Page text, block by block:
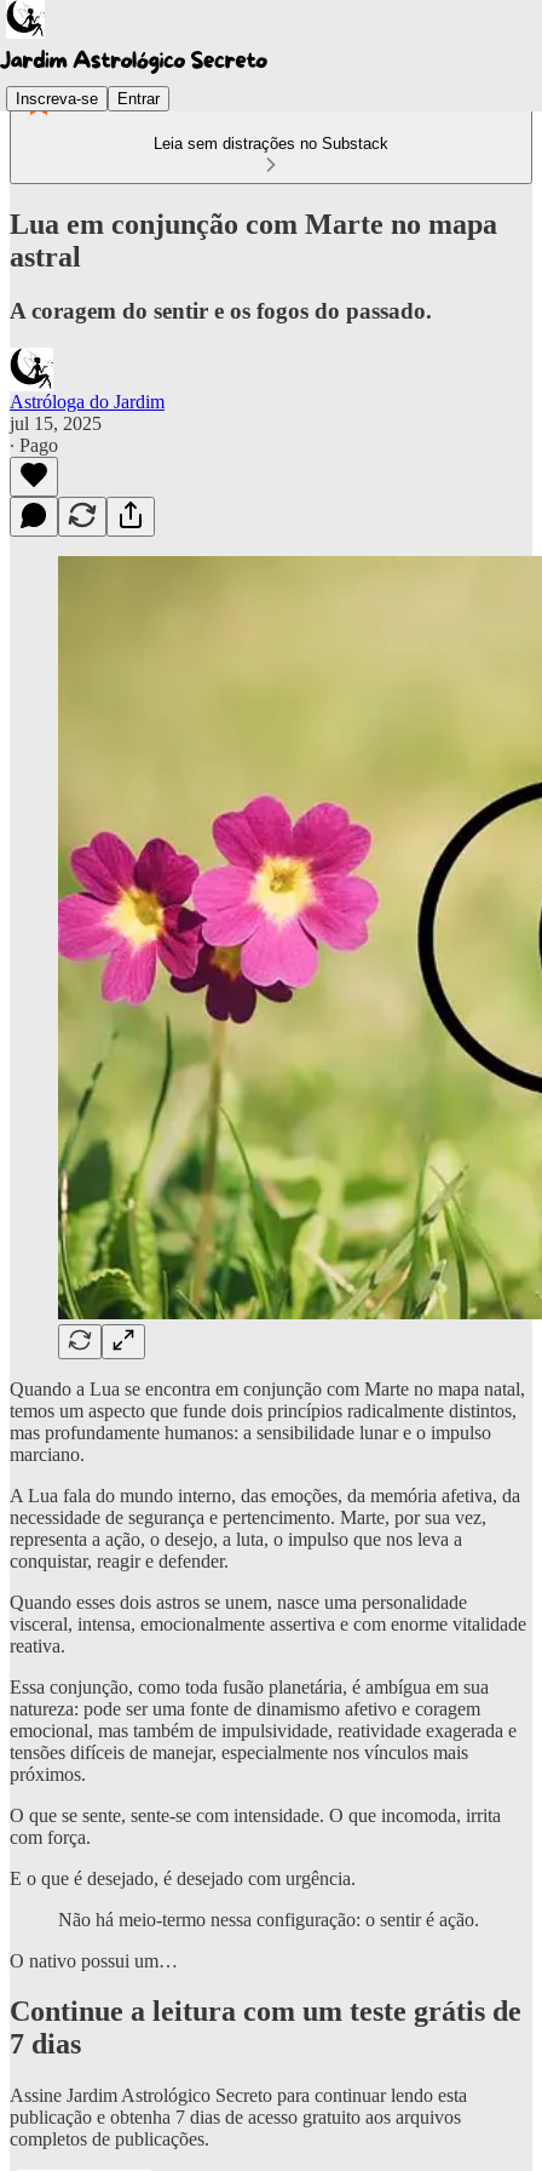
Inscreva-se Entrar
Leia sem distrações no Substack
Lua em conjunção com Marte no mapa
astral
A coragem do sentir e os fogos do passado.
Astróloga do Jardim
jul 15, 2025
∙ Pago
Quando a Lua se encontra em conjunção com Marte no mapa natal,
temos um aspecto que funde dois princípios radicalmente distintos,
mas profundamente humanos: a sensibilidade lunar e o impulso
marciano.
A Lua fala do mundo interno, das emoções, da memória afetiva, da
necessidade de segurança e pertencimento. Marte, por sua vez,
representa a ação, o desejo, a luta, o impulso que nos leva a
conquistar, reagir e defender.
Quando esses dois astros se unem, nasce uma personalidade
visceral, intensa, emocionalmente assertiva e com enorme vitalidade
reativa.
Essa conjunção, como toda fusão planetária, é ambígua em sua
natureza: pode ser uma fonte de dinamismo afetivo e coragem
emocional, mas também de impulsividade, reatividade exagerada e
tensões difíceis de manejar, especialmente nos vínculos mais
próximos.
O que se sente, sente-se com intensidade. O que incomoda, irrita
com força.
E o que é desejado, é desejado com urgência.
Não há meio-termo nessa configuração: o sentir é ação.
O nativo possui um…
Continue a leitura com um teste grátis de
7 dias
Assine Jardim Astrológico Secreto para continuar lendo esta
publicação e obtenha 7 dias de acesso gratuito aos arquivos
completos de publicações.